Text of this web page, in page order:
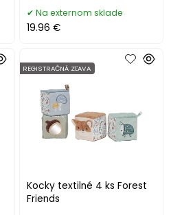
Na externom sklade
19.96 €
Kocky textilné 4 ks Forest
Friends
REGISTRAČNÁ ZĽAVA